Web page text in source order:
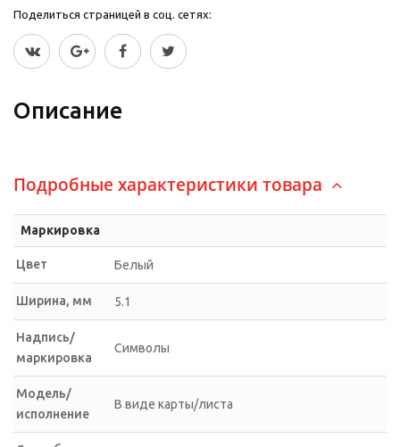
Поделиться страницей в соц. сетях:
Описание
Подробные характеристики товара
Маркировка
Цвет Белый
Ширина, мм 5.1
Надпись/
маркировка
Символы
Модель/
исполнение
В виде карты/листа